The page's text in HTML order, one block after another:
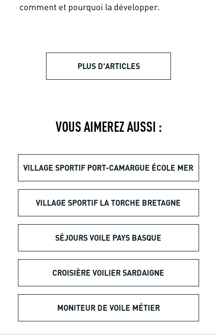
comment et pourquoi la développer.
PLUS D'ARTICLES
VOUS AIMEREZ AUSSI :
VILLAGE SPORTIF PORT-CAMARGUE ÉCOLE MER
VILLAGE SPORTIF LA TORCHE BRETAGNE
SÉJOURS VOILE PAYS BASQUE
CROISIÈRE VOILIER SARDAIGNE
MONITEUR DE VOILE MÉTIER